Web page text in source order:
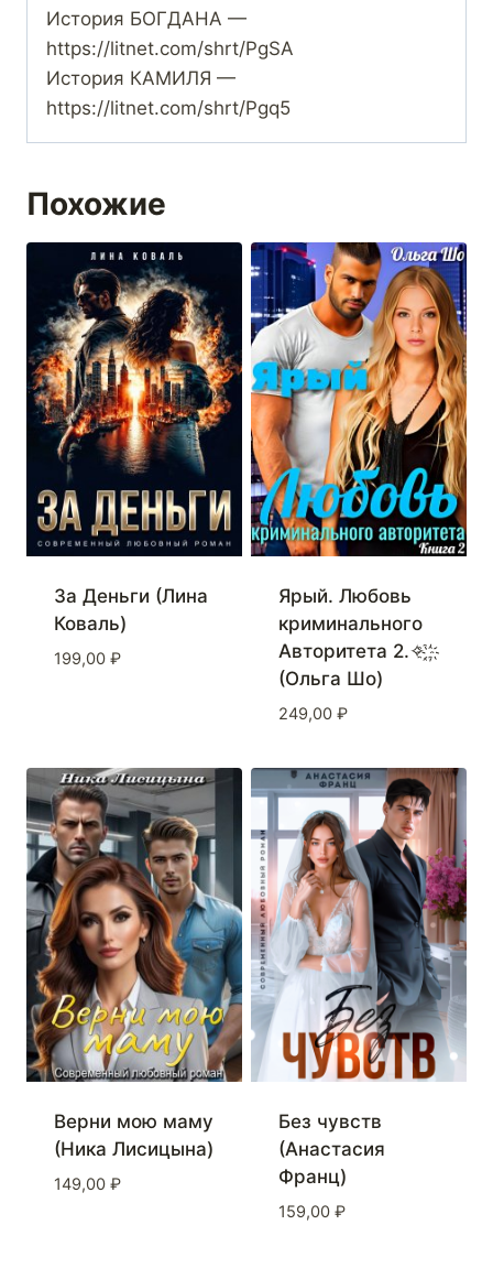
История БОГДАНА —
https://litnet.com/shrt/PgSA
История КАМИЛЯ —
https://litnet.com/shrt/Pgq5
Похожие
За Деньги (Лина
Коваль)
199,00 ₽
Ярый. Любовь
криминального
Авторитета 2.✧ ҈ ҉
(Ольга Шо)
249,00 ₽
Верни мою маму
(Ника Лисицына)
149,00 ₽
Без чувств
(Анастасия
Франц)
159,00 ₽